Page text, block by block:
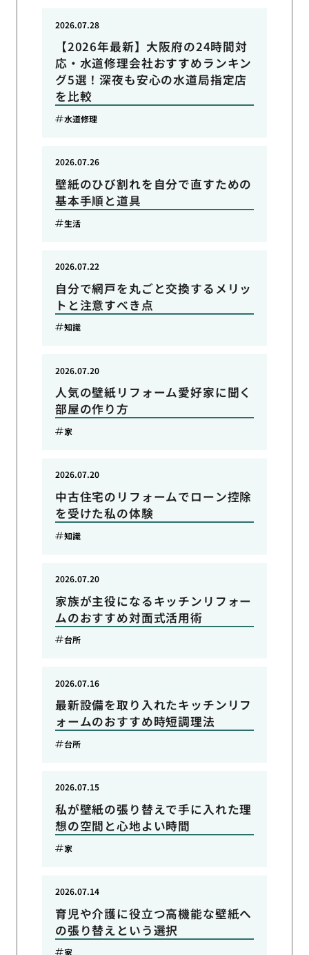
【2026年最新】大阪府の24時間対
応・水道修理会社おすすめランキン
グ5選！深夜も安心の水道局指定店
を比較
2026.07.28
水道修理
壁紙のひび割れを自分で直すための
基本手順と道具
2026.07.26
生活
自分で網戸を丸ごと交換するメリッ
トと注意すべき点
2026.07.22
知識
人気の壁紙リフォーム愛好家に聞く
部屋の作り方
2026.07.20
家
中古住宅のリフォームでローン控除
を受けた私の体験
2026.07.20
知識
家族が主役になるキッチンリフォー
ムのおすすめ対面式活用術
2026.07.20
台所
最新設備を取り入れたキッチンリフ
ォームのおすすめ時短調理法
2026.07.16
台所
私が壁紙の張り替えで手に入れた理
想の空間と心地よい時間
2026.07.15
家
育児や介護に役立つ高機能な壁紙へ
の張り替えという選択
2026.07.14
家